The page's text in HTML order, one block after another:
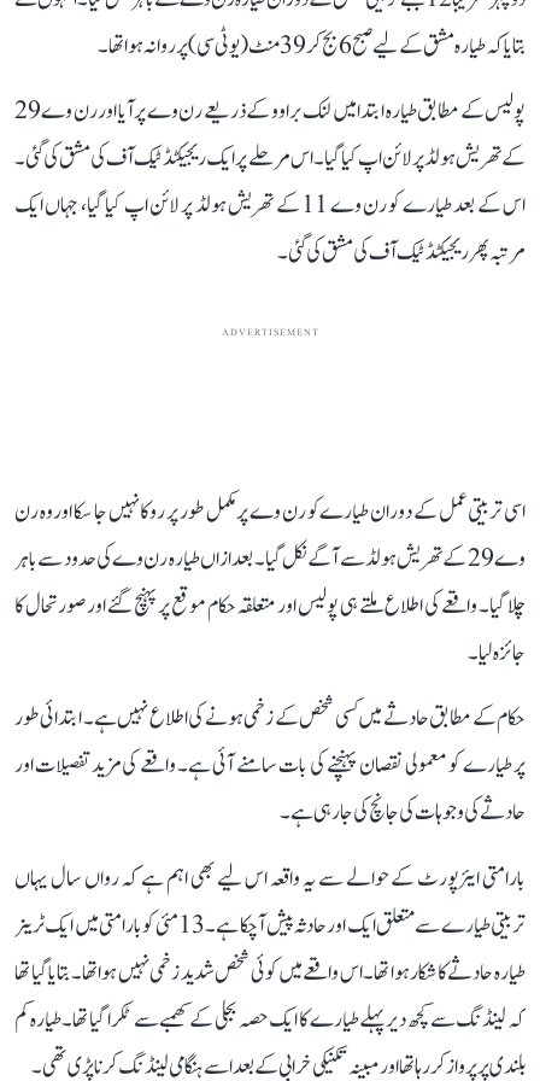
بتایا کہ طیارہ مشق کے لیے صبح 6 بج کر 39 منٹ (یو ٹی سی) پر روانہ ہوا تھا۔
پولیس کے مطابق طیارہ ابتدا میں لنک براوو کے ذریعے رن وے پر آیا اور رن وے 29
کے تھریش ہولڈ پر لائن اپ کیا گیا۔ اس مرحلے پر ایک ریجیکٹڈ ٹیک آف کی مشق کی گئی۔
اس کے بعد طیارے کو رن وے 11 کے تھریش ہولڈ پر لائن اپ کیا گیا، جہاں ایک
مرتبہ پھر ریجیکٹڈ ٹیک آف کی مشق کی گئی۔
ADVERTISEMENT
اسی تربیتی عمل کے دوران طیارے کو رن وے پر مکمل طور پر روکا نہیں جا سکا اور وہ رن
وے 29 کے تھریش ہولڈ سے آگے نکل گیا۔ بعد ازاں طیارہ رن وے کی حدود سے باہر
چلا گیا۔ واقعے کی اطلاع ملتے ہی پولیس اور متعلقہ حکام موقع پر پہنچ گئے اور صورتحال کا
جائزہ لیا۔
حکام کے مطابق حادثے میں کسی شخص کے زخمی ہونے کی اطلاع نہیں ہے۔ ابتدائی طور
پر طیارے کو معمولی نقصان پہنچنے کی بات سامنے آئی ہے۔ واقعے کی مزید تفصیلات اور
حادثے کی وجوہات کی جانچ کی جا رہی ہے۔
بارامتی ایئرپورٹ کے حوالے سے یہ واقعہ اس لیے بھی اہم ہے کہ رواں سال یہاں
تربیتی طیارے سے متعلق ایک اور حادثہ پیش آ چکا ہے۔ 13 مئی کو بارامتی میں ایک ٹرینر
طیارہ حادثے کا شکار ہوا تھا۔ اس واقعے میں کوئی شخص شدید زخمی نہیں ہوا تھا۔ بتایا گیا تھا
کہ لینڈنگ سے کچھ دیر پہلے طیارے کا ایک حصہ بجلی کے کھمبے سے ٹکرا گیا تھا۔ طیارہ کم
بلندی پر پرواز کر رہا تھا اور مبینہ تکنیکی خرابی کے بعد اسے ہنگامی لینڈنگ کرنا پڑی تھی۔